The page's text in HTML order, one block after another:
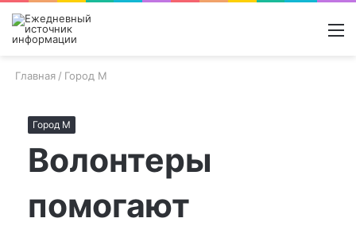
Поиск
Switch
Главная / Город М
Город М
Волонтеры
помогают